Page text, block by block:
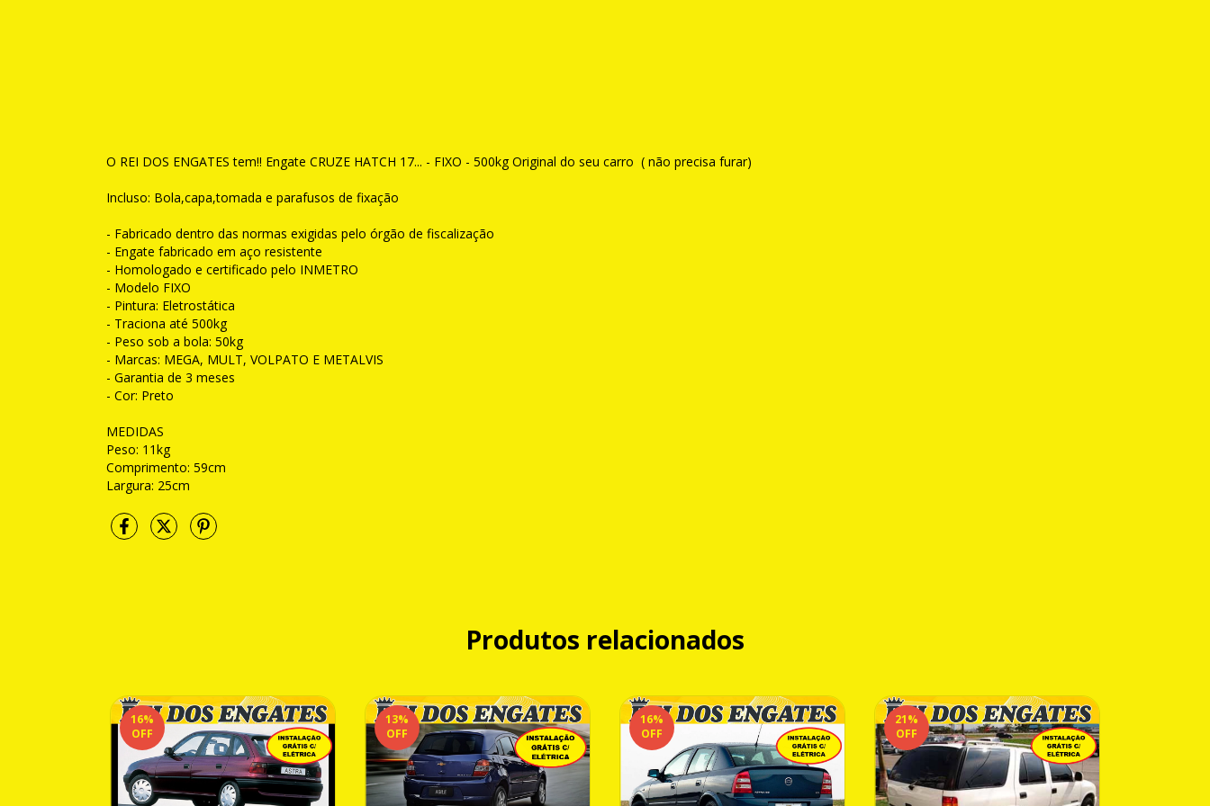
O REI DOS ENGATES tem!! Engate CRUZE HATCH 17... - FIXO - 500kg Original do seu carro ( não precisa furar)
Incluso: Bola,capa,tomada e parafusos de fixação
- Fabricado dentro das normas exigidas pelo órgão de fiscalização
- Engate fabricado em aço resistente
- Homologado e certificado pelo INMETRO
- Modelo FIXO
- Pintura: Eletrostática
- Traciona até 500kg
- Peso sob a bola: 50kg
- Marcas: MEGA, MULT, VOLPATO E METALVIS
- Garantia de 3 meses
- Cor: Preto
MEDIDAS
Peso: 11kg
Comprimento: 59cm
Largura: 25cm
Produtos relacionados
16%
OFF
13%
OFF
16%
OFF
21%
OFF